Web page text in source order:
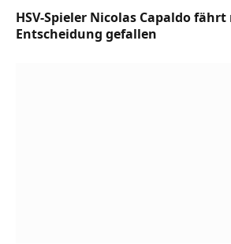
HSV-Spieler Nicolas Capaldo
Entscheidung gefallen